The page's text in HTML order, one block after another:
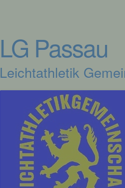
LG Passau
Leichtathletik